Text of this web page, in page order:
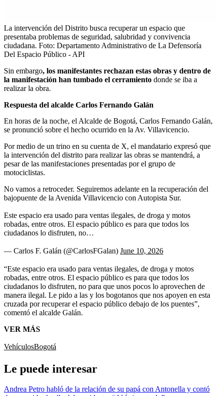
La intervención del Distrito busca recuperar un espacio que
presentaba problemas de seguridad, salubridad y convivencia
ciudadana. Foto: Departamento Administrativo de La Defensoría
Del Espacio Público - API
Sin embargo, los manifestantes rechazan estas obras y dentro de
la manifestación han tumbado el cerramiento donde se iba a
realizar la obra.
Respuesta del alcalde Carlos Fernando Galán
En horas de la noche, el Alcalde de Bogotá, Carlos Fernando Galán,
se pronunció sobre el hecho ocurrido en la Av. Villavicencio.
Por medio de un trino en su cuenta de X, el mandatario expresó que
la intervención del distrito para realizar las obras se mantendrá, a
pesar de las manifestaciones presentadas por el grupo de
motociclistas.
No vamos a retroceder. Seguiremos adelante en la recuperación del
bajopuente de la Avenida Villavicencio con Autopista Sur.
Este espacio era usado para ventas ilegales, de droga y motos
robadas, entre otros. El espacio público es para que todos los
ciudadanos lo disfruten, no…
— Carlos F. Galán (@CarlosFGalan) June 10, 2026
“Este espacio era usado para ventas ilegales, de droga y motos
robadas, entre otros. El espacio público es para que todos los
ciudadanos lo disfruten, no para que unos pocos lo aprovechen de
manera ilegal. Le pido a las y los bogotanos que nos apoyen en esta
cruzada por recuperar el espacio público debajo de los puentes”,
comentó el alcalde Galán.
VER MÁS
VehículosBogotá
Le puede interesar
Andrea Petro habló de la relación de su papá con Antonella y contó